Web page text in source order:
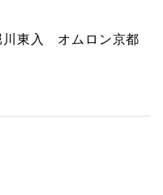
川東入 オムロン京都